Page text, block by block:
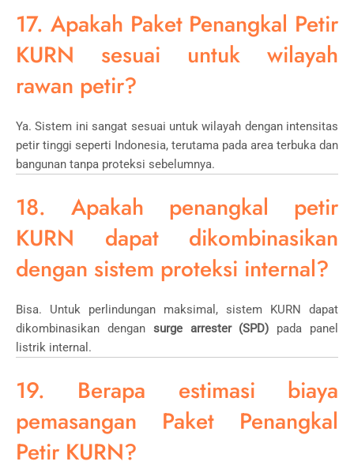
17. Apakah Paket Penangkal Petir
KURN sesuai untuk wilayah
rawan petir?
Ya. Sistem ini sangat sesuai untuk wilayah dengan intensitas
petir tinggi seperti Indonesia, terutama pada area terbuka dan
bangunan tanpa proteksi sebelumnya.
18. Apakah penangkal petir
KURN dapat dikombinasikan
dengan sistem proteksi internal?
Bisa. Untuk perlindungan maksimal, sistem KURN dapat
dikombinasikan dengan surge arrester (SPD) pada panel
listrik internal.
19. Berapa estimasi biaya
pemasangan Paket Penangkal
Petir KURN?